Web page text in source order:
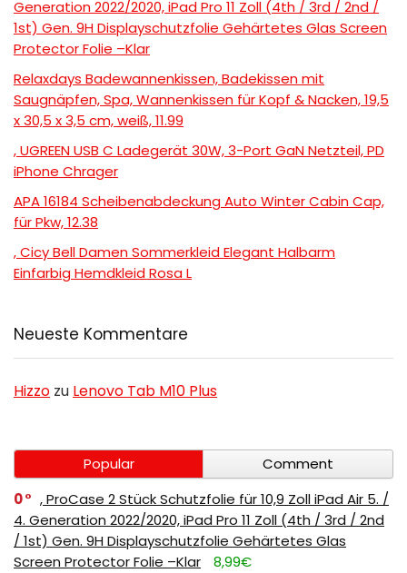
Generation 2022/2020, iPad Pro 11 Zoll (4th / 3rd / 2nd /
1st) Gen. 9H Displayschutzfolie Gehärtetes Glas Screen
Protector Folie –Klar
Relaxdays Badewannenkissen, Badekissen mit
Saugnäpfen, Spa, Wannenkissen für Kopf & Nacken, 19,5
x 30,5 x 3,5 cm, weiß, 11.99
, UGREEN USB C Ladegerät 30W, 3-Port GaN Netzteil, PD
iPhone Chrager
APA 16184 Scheibenabdeckung Auto Winter Cabin Cap,
für Pkw, 12.38
, Cicy Bell Damen Sommerkleid Elegant Halbarm
Einfarbig Hemdkleid Rosa L
Neueste Kommentare
Hizzo zu Lenovo Tab M10 Plus
Popular
Comment
0
, ProCase 2 Stück Schutzfolie für 10,9 Zoll iPad Air 5. /
4. Generation 2022/2020, iPad Pro 11 Zoll (4th / 3rd / 2nd
/ 1st) Gen. 9H Displayschutzfolie Gehärtetes Glas
Screen Protector Folie –Klar
8,99€